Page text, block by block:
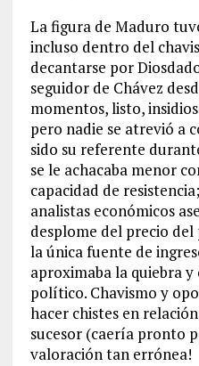
La figura de Maduro
incluso dentro del
decantarse por
seguidor de Chávez
momentos, listo,
pero nadie se atrevió a
sido su referente
se le achacaba menor
capacidad de
analistas económicos
desplome del precio
la única fuente de
aproximaba la quiebra
político. Chavismo y
hacer chistes en
sucesor (caería pronto
valoración tan errónea!